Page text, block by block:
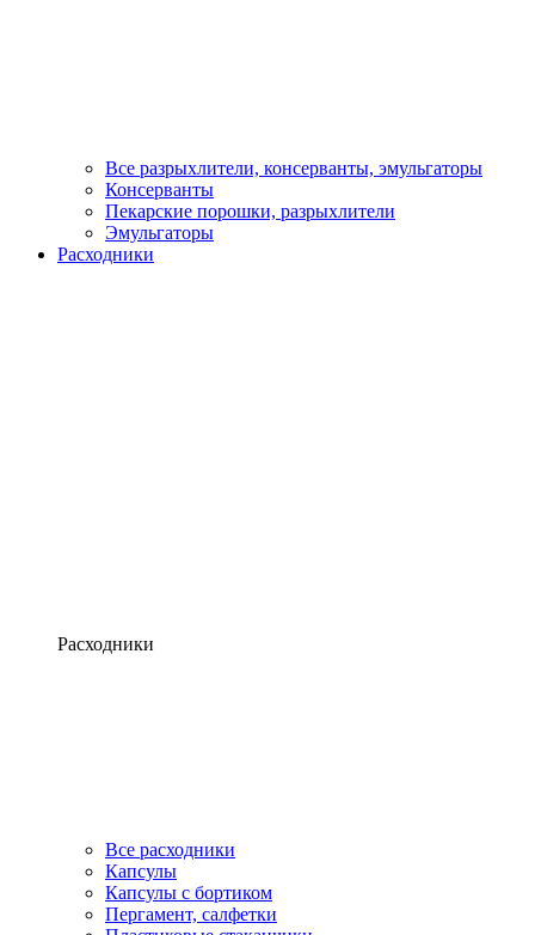
Все разрыхлители, консерванты, эмульгаторы
Консерванты
Пекарские порошки, разрыхлители
Эмульгаторы
Расходники
Расходники
Все расходники
Капсулы
Капсулы с бортиком
Пергамент, салфетки